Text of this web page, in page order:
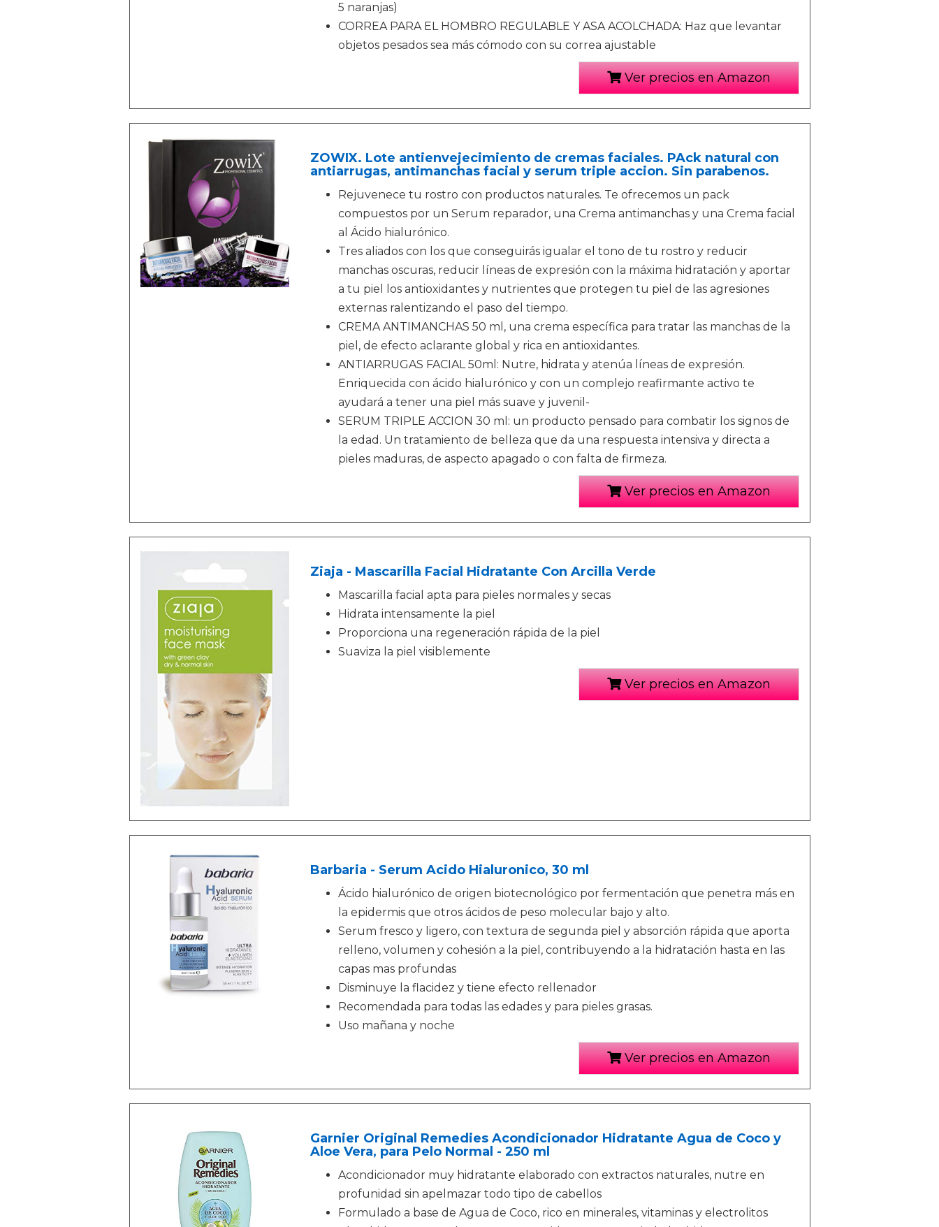
5 naranjas)
CORREA PARA EL HOMBRO REGULABLE Y ASA ACOLCHADA: Haz que levantar
objetos pesados sea más cómodo con su correa ajustable
Ver precios en Amazon
ZOWIX. Lote antienvejecimiento de cremas faciales. PAck natural con
antiarrugas, antimanchas facial y serum triple accion. Sin parabenos.
Rejuvenece tu rostro con productos naturales. Te ofrecemos un pack
compuestos por un Serum reparador, una Crema antimanchas y una Crema facial
al Ácido hialurónico.
Tres aliados con los que conseguirás igualar el tono de tu rostro y reducir
manchas oscuras, reducir líneas de expresión con la máxima hidratación y aportar
a tu piel los antioxidantes y nutrientes que protegen tu piel de las agresiones
externas ralentizando el paso del tiempo.
CREMA ANTIMANCHAS 50 ml, una crema específica para tratar las manchas de la
piel, de efecto aclarante global y rica en antioxidantes.
ANTIARRUGAS FACIAL 50ml: Nutre, hidrata y atenúa líneas de expresión.
Enriquecida con ácido hialurónico y con un complejo reafirmante activo te
ayudará a tener una piel más suave y juvenil-
SERUM TRIPLE ACCION 30 ml: un producto pensado para combatir los signos de
la edad. Un tratamiento de belleza que da una respuesta intensiva y directa a
pieles maduras, de aspecto apagado o con falta de firmeza.
Ver precios en Amazon
Ziaja - Mascarilla Facial Hidratante Con Arcilla Verde
Mascarilla facial apta para pieles normales y secas
Hidrata intensamente la piel
Proporciona una regeneración rápida de la piel
Suaviza la piel visiblemente
Ver precios en Amazon
Barbaria - Serum Acido Hialuronico, 30 ml
Ácido hialurónico de origen biotecnológico por fermentación que penetra más en
la epidermis que otros ácidos de peso molecular bajo y alto.
Serum fresco y ligero, con textura de segunda piel y absorción rápida que aporta
relleno, volumen y cohesión a la piel, contribuyendo a la hidratación hasta en las
capas mas profundas
Disminuye la flacidez y tiene efecto rellenador
Recomendada para todas las edades y para pieles grasas.
Uso mañana y noche
Ver precios en Amazon
Garnier Original Remedies Acondicionador Hidratante Agua de Coco y
Aloe Vera, para Pelo Normal - 250 ml
Acondicionador muy hidratante elaborado con extractos naturales, nutre en
profunidad sin apelmazar todo tipo de cabellos
Formulado a base de Agua de Coco, rico en minerales, vitaminas y electrolitos